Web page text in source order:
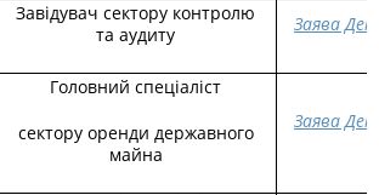
Завідувач сектору контролю
та аудиту
Заява
Головний спеціаліст
сектору оренди державного
майна
Заява